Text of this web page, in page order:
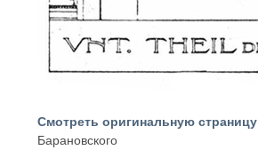
Смотреть оригинальную страницу
Барановского